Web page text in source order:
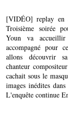
[VIDÉO] replay en
Troisième soirée
Youn va
accompagné pour
allons découvrir
chanteur
cachait sous le
images inédites
L'enquête continue